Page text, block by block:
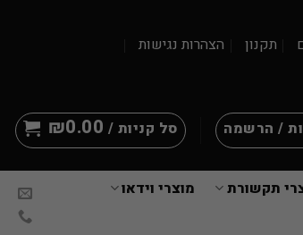
תקנון הצהרות נגישות
/ הרשמה סל קניות / ₪0.00
תקשורת
מוצרי וידאו